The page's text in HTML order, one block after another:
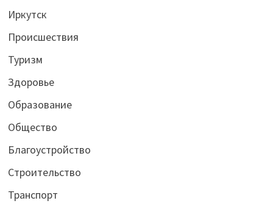
Иркутск
Происшествия
Туризм
Здоровье
Образование
Общество
Благоустройство
Строительство
Транспорт